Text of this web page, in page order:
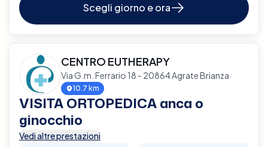
Scegli giorno e ora
CENTRO EUTHERAPY
Via G.m. Ferrario 18 - 20864 Agrate Brianza
10.7 km
VISITA ORTOPEDICA anca o
ginocchio
Vedi altre prestazioni